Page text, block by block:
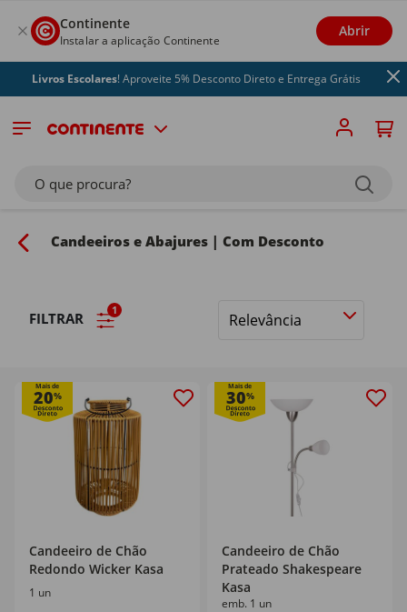
Continente
Instalar a aplicação Continente
Abrir
Escolares! Aproveite 5% Desconto Direto e Entrega Grátis
O que procura?
Candeeiros e Abajures | Com Desconto
FILTRAR 1
Ordenar
Mais de
20%
Candeeiro de Chão
Redondo Wicker Kasa
1 un
Mais de
30%
Candeeiro de Chão
Prateado Shakespeare
Kasa
emb. 1 un